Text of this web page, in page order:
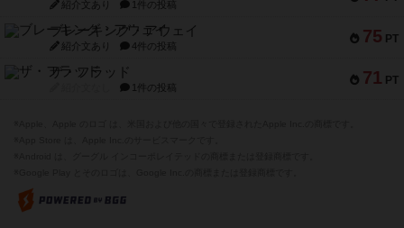
紹介文あり 1件の投稿
75 PT
ブレーキング・アウェイ
紹介文あり 4件の投稿
71 PT
ザ・フラッド
1件の投稿